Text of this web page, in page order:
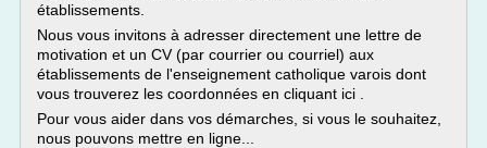
établissements.
Nous vous invitons à adresser directement une lettre de
motivation et un CV (par courrier ou courriel) aux
établissements de l'enseignement catholique varois dont
vous trouverez les coordonnées en cliquant ici .
Pour vous aider dans vos démarches, si vous le souhaitez,
nous pouvons mettre en ligne...